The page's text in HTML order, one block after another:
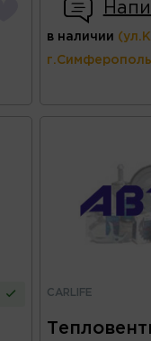
в наличии
CARLIFE